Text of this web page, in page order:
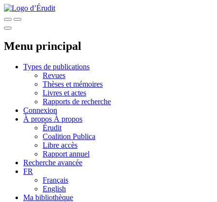
Menu principal
Types de publications
Revues
Thèses et mémoires
Livres et actes
Rapports de recherche
Connexion
À propos À propos
Érudit
Coalition Publica
Libre accès
Rapport annuel
Recherche avancée
FR
Français
English
Ma bibliothèque